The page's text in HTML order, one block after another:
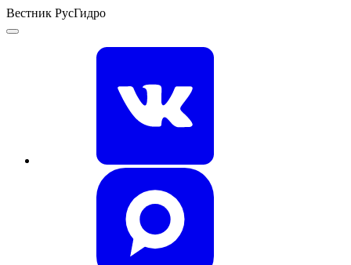
Вестник РусГидро